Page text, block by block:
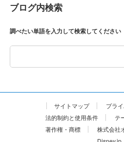
ブログ内検索
調べたい単語を入力して検索してください
サイトマップ
プラ
法的制約と使用条件
テ
著作権・商標
株式会社